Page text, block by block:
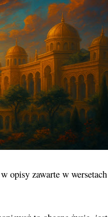
opisy zawarte w wersetach